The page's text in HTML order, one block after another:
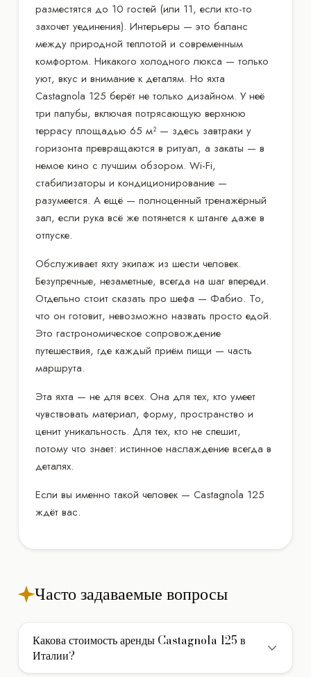
разместятся до 10 гостей (или 11, если кто-то
захочет уединения). Интерьеры — это баланс
между природной теплотой и современным
комфортом. Никакого холодного люкса — только
уют, вкус и внимание к деталям. Но яхта
Castagnola 125 берёт не только дизайном. У неё
три палубы, включая потрясающую верхнюю
террасу площадью 65 м² — здесь завтраки у
горизонта превращаются в ритуал, а закаты — в
немое кино с лучшим обзором. Wi-Fi,
стабилизаторы и кондиционирование —
разумеется. А ещё — полноценный тренажёрный
зал, если рука всё же потянется к штанге даже в
отпуске.
Обслуживает яхту экипаж из шести человек.
Безупречные, незаметные, всегда на шаг впереди.
Отдельно стоит сказать про шефа — Фабио. То,
что он готовит, невозможно назвать просто едой.
Это гастрономическое сопровождение
путешествия, где каждый приём пищи — часть
маршрута.
Эта яхта — не для всех. Она для тех, кто умеет
чувствовать материал, форму, пространство и
ценит уникальность. Для тех, кто не спешит,
потому что знает: истинное наслаждение всегда в
деталях.
Если вы именно такой человек — Castagnola 125
ждёт вас.
Часто задаваемые вопросы
Какова стоимость аренды Castagnola 125 в
Италии?